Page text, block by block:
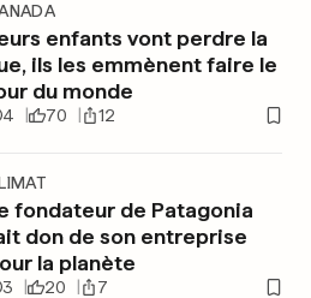
enfants vont perdre la
ils les emmènent faire le
du monde
4 70 12
fondateur de Patagonia
don de son entreprise
la planète
3 20 7